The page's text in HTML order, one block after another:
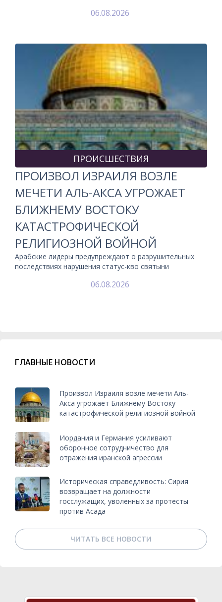
06.08.2026
ПРОИСШЕСТВИЯ
ПРОИЗВОЛ ИЗРАИЛЯ ВОЗЛЕ
МЕЧЕТИ АЛЬ-АКСА УГРОЖАЕТ
БЛИЖНЕМУ ВОСТОКУ
КАТАСТРОФИЧЕСКОЙ
РЕЛИГИОЗНОЙ ВОЙНОЙ
Арабские лидеры предупреждают о разрушительных
последствиях нарушения статус-кво святыни
06.08.2026
ГЛАВНЫЕ НОВОСТИ
Произвол Израиля возле мечети Аль-
Акса угрожает Ближнему Востоку
катастрофической религиозной войной
Иордания и Германия усиливают
оборонное сотрудничество для
отражения иранской агрессии
Историческая справедливость: Сирия
возвращает на должности
госслужащих, уволенных за протесты
против Асада
ЧИТАТЬ ВСЕ НОВОСТИ